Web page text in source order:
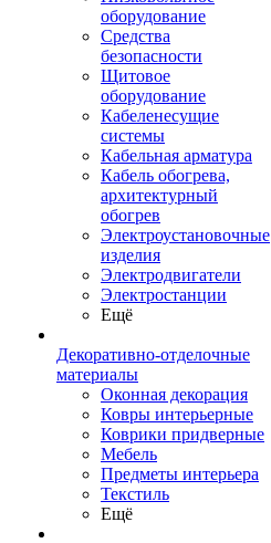
оборудование
Средства
безопасности
Щитовое
оборудование
Кабеленесущие
системы
Кабельная арматура
Кабель обогрева,
архитектурный
обогрев
Электроустановочные
изделия
Электродвигатели
Электростанции
Ещё
Декоративно-отделочные
материалы
Оконная декорация
Ковры интерьерные
Коврики придверные
Мебель
Предметы интерьера
Текстиль
Ещё